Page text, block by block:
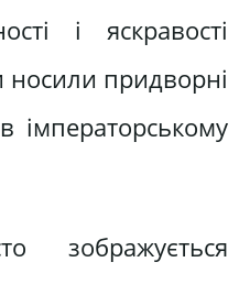
і яскравості
носили придворні
зображується